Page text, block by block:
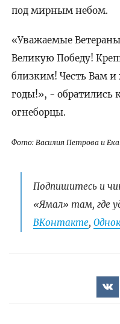
под мирным небом.
«Уважаемые
Великую Победу!
близким! Честь Вам и
годы!», - обратились
огнеборцы.
Фото: Василия Петрова и
Подпишитесь и
«Ямал» там, где
ВКонтакте,